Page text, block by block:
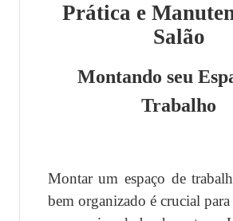
Prática e
Salão
Montando seu
Trabalho
Montar um espaço de
bem organizado é crucial para